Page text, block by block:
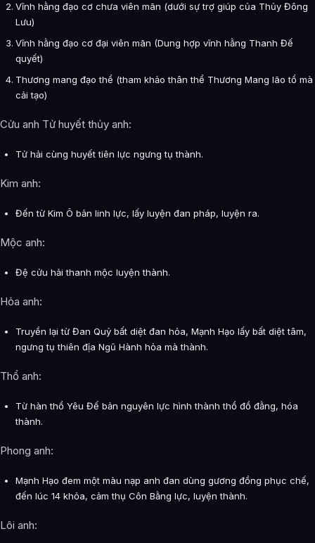
Vĩnh hằng đạo cơ chưa viên mãn (dưới sự trợ giúp của Thủy Đông
Lưu)
Vĩnh hằng đạo cơ đại viên mãn (Dung hợp vĩnh hằng Thanh Đế
quyết)
Thương mang đạo thể (tham khảo thân thể Thương Mang lão tổ mà
cải tạo)
Cửu anh Tử huyết thủy anh:
Tử hải cùng huyết tiên lực ngưng tụ thành.
Kim anh:
Đến từ Kim Ô bản linh lực, lấy luyện đan pháp, luyện ra.
Mộc anh:
Đệ cửu hải thanh mộc luyện thành.
Hỏa anh:
Truyền lại từ Đan Quỷ bất diệt đan hỏa, Mạnh Hạo lấy bất diệt tâm,
ngưng tụ thiên địa Ngũ Hành hỏa mà thành.
Thổ anh:
Từ hàn thổ Yêu Đế bản nguyên lực hình thành thổ đồ đằng, hóa
thành.
Phong anh:
Mạnh Hạo đem một màu nạp anh đan dùng gương đồng phục chế,
đến lúc 14 khỏa, cảm thụ Côn Bằng lực, luyện thành.
Lôi anh: